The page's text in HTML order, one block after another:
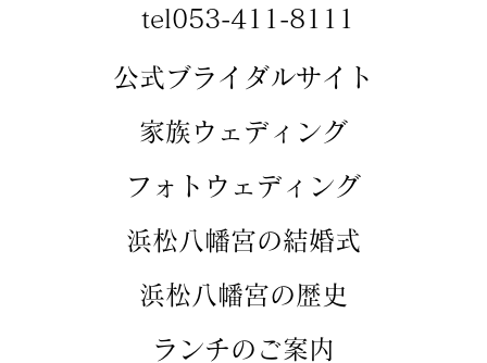
​​公式ブライダルサイト
​家族ウェディング
​フォトウェディング
​浜松八幡宮の結婚式
​浜松八幡宮の歴史
​ランチのご案内
tel053-411-8111